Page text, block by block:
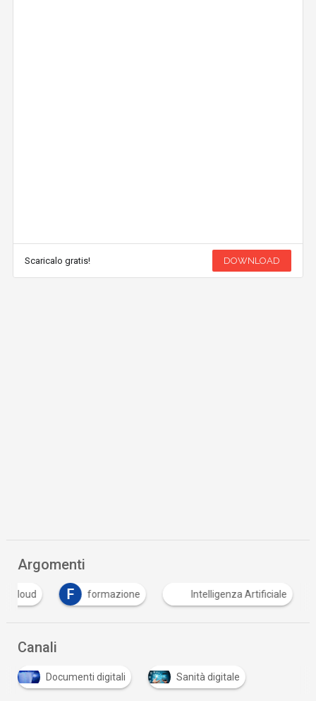
Scaricalo gratis! DOWNLOAD
Argomenti
cloud F formazione Intelligenza Artificiale
Canali
Documenti digitali Sanità digitale